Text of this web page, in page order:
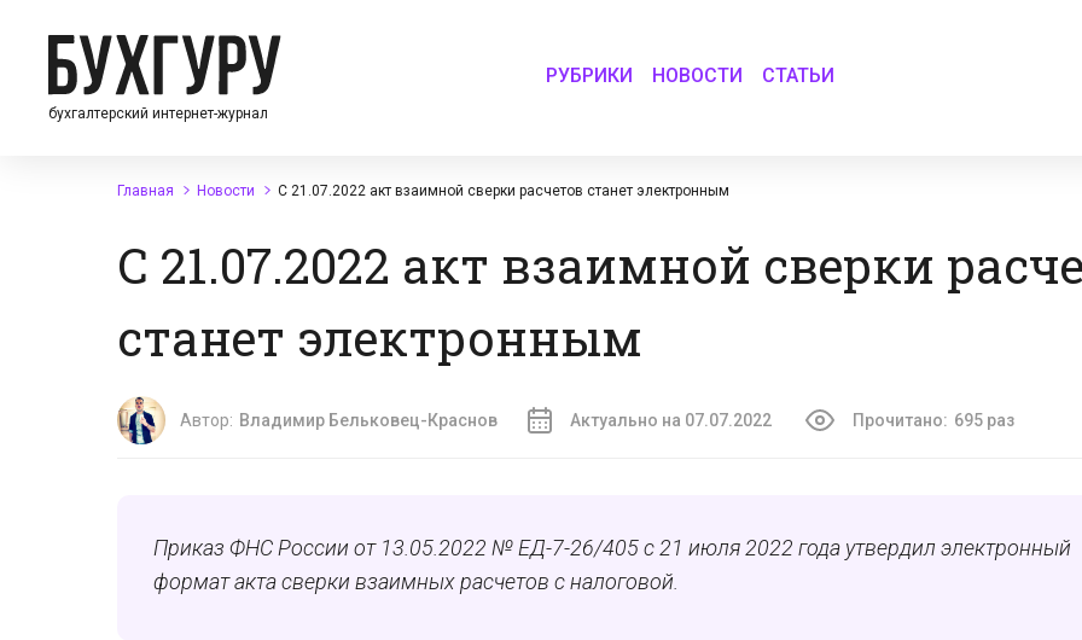
бухгалтерский интернет-журнал
РУБРИКИ НОВОСТИ СТАТЬИ
Главная Новости С 21.07.2022 акт взаимной сверки расчетов станет электронным
С 21.07.2022 акт взаимной сверки
станет электронным
Автор: Владимир Бельковец-Краснов Актуально на 07.07.2022 Прочитано: 695 раз
Приказ ФНС России от 13.05.2022 № ЕД-7-26/405 с 21 июля 2022 года утвердил электронный
формат акта сверки взаимных расчетов с налоговой.